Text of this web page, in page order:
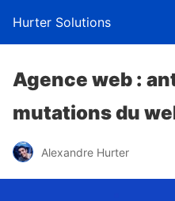
Hurter Solutions
Agence web :
mutations du
Alexandre Hurter